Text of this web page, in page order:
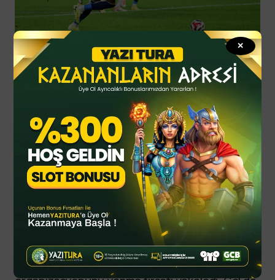
✕
“BÜYÜK TAKIM OLDUKLARINI UNUTMUŞLAR”
Milli Takım arası, Tedesco’ya kadroda onarım
için fırsat verdi. Bu kez taşları yerine koydu.
Alvarez ve İsmail merkezde, önlerinde Asensio…
Temaslı oynadılar, oyuna ve topa hükmettiler,
küçük üçgenler ile boş alanlar buldular ve iki gol
attılar. Soyunma odasına giden iki takım,
dönüşte kimliklerini de değiştirmişlerdi.
Karagümrük ısırmaya başladı. Talisca topu önde
tutamadı, Kerem ve Nene’nin defansif katkıları
sınırlı kaldı. Tutuldu Fenerbahçe oyuncuları. İlk
yarıdaki pas köprüsü yerle bir oldu. Rakip kaleye
rahat gelmeye, direnç görmeden